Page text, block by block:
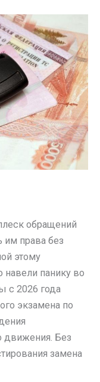
обращений
им права без
этому
панику во
с 2026 года
экзамена по
движения. Без
замена